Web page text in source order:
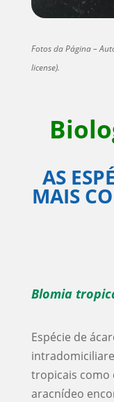
Fotos da Página –
license).
AS
MAIS
Blomia
Espécie de
tropicais como
aracnídeo